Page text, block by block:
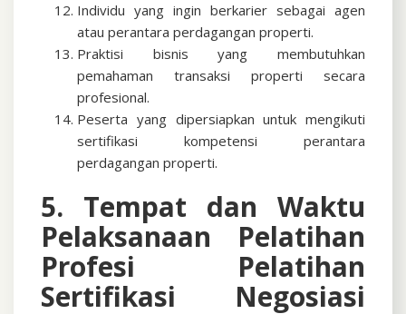
Individu yang ingin berkarier sebagai agen
atau perantara perdagangan properti.
Praktisi bisnis yang membutuhkan
pemahaman transaksi properti secara
profesional.
Peserta yang dipersiapkan untuk mengikuti
sertifikasi kompetensi perantara
perdagangan properti.
5. Tempat dan Waktu
Pelaksanaan Pelatihan
Profesi Pelatihan
Sertifikasi Negosiasi